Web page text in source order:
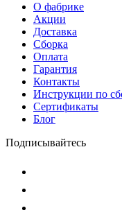
О фабрике
Акции
Доставка
Сборка
Оплата
Гарантия
Контакты
Инструкции по
Сертификаты
Блог
Подписывайтесь